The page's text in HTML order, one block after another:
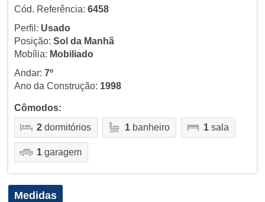
Cód. Referência: 6458
Perfil: Usado
Posição: Sol da Manhã
Mobília: Mobiliado
Andar: 7º
Ano da Construção: 1998
Cômodos:
2dormitórios 1banheiro 1sala
1garagem
Medidas